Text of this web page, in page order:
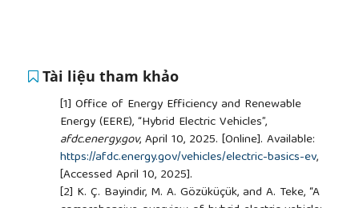
Tài liệu tham khảo
[1] Office of Energy Efficiency and Renewable
Energy (EERE), “Hybrid Electric Vehicles”,
afdc.energy.gov, April 10, 2025. [Online]. Available:
https://afdc.energy.gov/vehicles/electric-basics-ev,
[Accessed April 10, 2025].
[2] K. Ç. Bayindir, M. A. Gözüküçük, and A. Teke, “A